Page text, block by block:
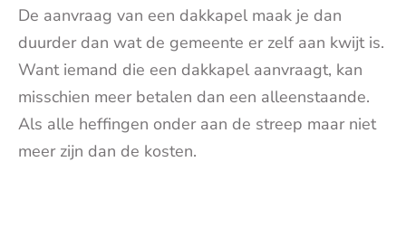
De aanvraag van een dakkapel maak je dan
duurder dan wat de gemeente er zelf aan kwijt is.
Want iemand die een dakkapel aanvraagt, kan
misschien meer betalen dan een alleenstaande.
Als alle heffingen onder aan de streep maar niet
meer zijn dan de kosten.